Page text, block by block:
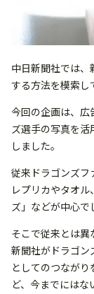
中日新聞社では、
する方法を模索し
今回の企画は、広
ズ選手の写真を活
しました。
従来ドラゴンズフ
レプリカやタオ
ズ」などが中心で
そこで従来とは異
新聞社がドラゴン
としてのつなが
ど、今までにはな